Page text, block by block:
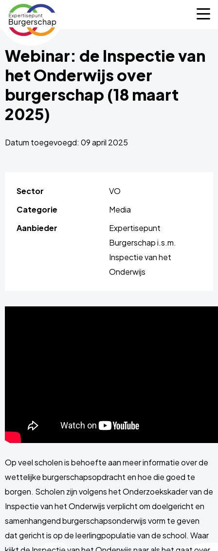
Expertisepunt
Burgerschap
Webinar: de Inspectie van
het Onderwijs over
burgerschap (18 maart
2025)
Datum toegevoegd: 09 april 2025
Sector
VO
Categorie
Media
Aanbieder
Expertisepunt
Burgerschap i.s.m.
Inspectie van het
Onderwijs
Op veel scholen is behoefte aan meer informatie over de
wettelijke burgerschapsopdracht en hoe die goed te
borgen. Scholen zijn volgens het Onderzoekskader van de
Inspectie van het Onderwijs verplicht om doelgericht en
samenhangend burgerschapsonderwijs vorm te geven
dat gericht is op de leerlingpopulatie van de school. Waar